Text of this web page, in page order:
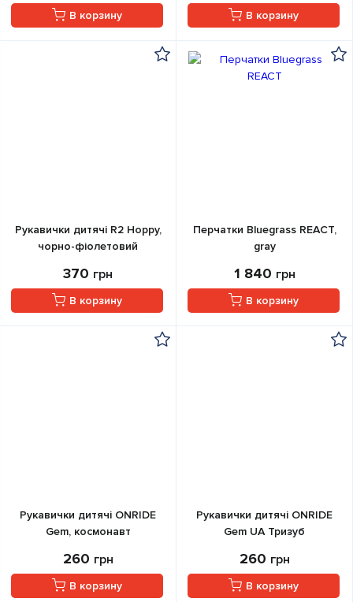
В корзину В корзину
Рукавички дитячі R2 Hoppy,
чорно-фіолетовий
370 грн
В корзину
Перчатки Bluegrass REACT,
gray
1 840 грн
В корзину
Рукавички дитячі ONRIDE
Gem, космонавт
260 грн
В корзину
Рукавички дитячі ONRIDE
Gem UA Тризуб
260 грн
В корзину